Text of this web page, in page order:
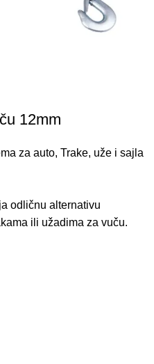
12mm
za auto, Trake, uže i sajla
odličnu alternativu
ili užadima za vuču.